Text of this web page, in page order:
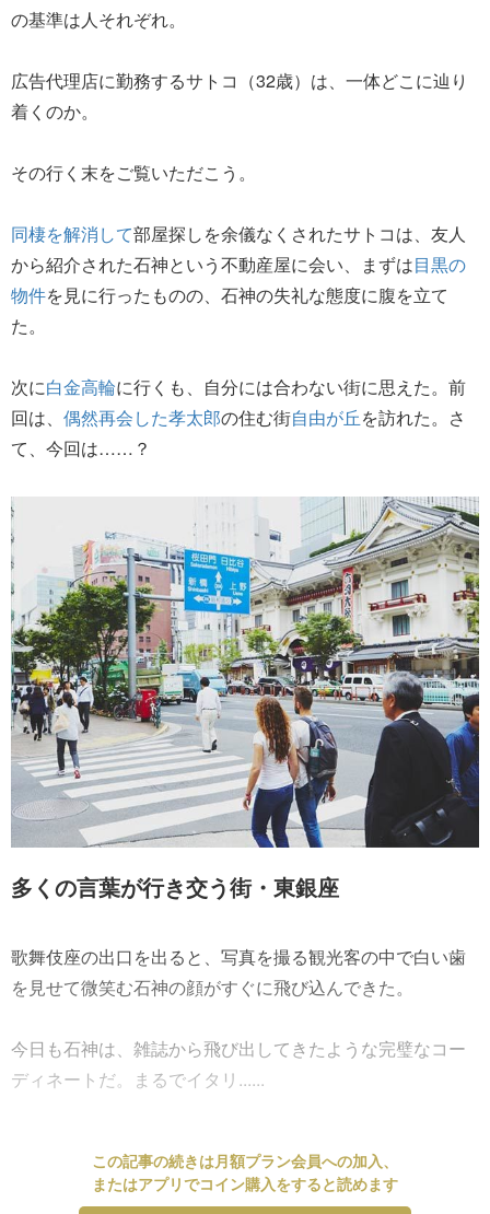
の基準は人それぞれ。
広告代理店に勤務するサトコ（32歳）は、一体どこに辿り
着くのか。
その行く末をご覧いただこう。
同棲を解消して部屋探しを余儀なくされたサトコは、友人
から紹介された石神という不動産屋に会い、まずは目黒の
物件を見に行ったものの、石神の失礼な態度に腹を立て
た。
次に白金高輪に行くも、自分には合わない街に思えた。前
回は、 偶然再会した孝太郎の住む街自由が丘を訪れた。さ
て、今回は……？
多くの言葉が行き交う街・東銀座
歌舞伎座の出口を出ると、写真を撮る観光客の中で白い歯
を見せて微笑む石神の顔がすぐに飛び込んできた。
今日も石神は、雑誌から飛び出してきたような完璧なコー
ディネートだ。まるでイタリ......
この記事の続きは月額プラン会員への加入、
またはアプリでコイン購入をすると読めます